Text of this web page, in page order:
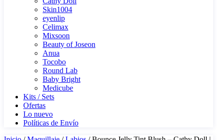
Skin1004
eyenlip
Celimax
Mixsoon
Beauty of Joseon
Anua
Tocobo
Round Lab
Baby Bright
Medicube
Kits / Sets
Ofertas
Lo nuevo
Políticas de Envío